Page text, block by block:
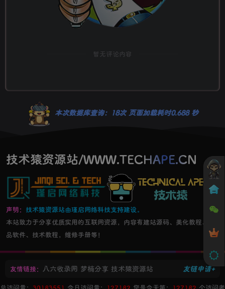
暂无评论内容
本次数据库查询：18次 页面加载耗时0.688 秒
技术猿资源站/WWW.TECHAPE.CN
声明： 技术猿资源站由瑾启网络科技支持建设。
本站致力于分享优质实用的互联网资源，内容有建站源码、美化教程、精
品软件、技术教程，维修手册等！
友链申请+
友情链接： 八六收录网 梦楠分享 技术猿资源站